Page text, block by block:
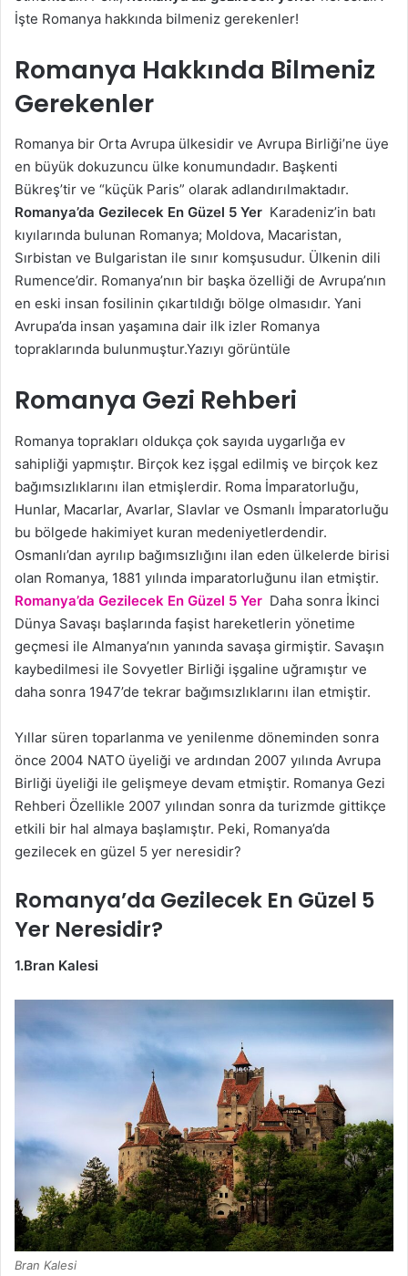
İşte Romanya hakkında bilmeniz gerekenler!
Romanya Hakkında Bilmeniz
Gerekenler
Romanya bir Orta Avrupa ülkesidir ve Avrupa Birliği’ne üye
en büyük dokuzuncu ülke konumundadır. Başkenti
Bükreş’tir ve “küçük Paris” olarak adlandırılmaktadır.
Romanya’da Gezilecek En Güzel 5 Yer Karadeniz’in batı
kıyılarında bulunan Romanya; Moldova, Macaristan,
Sırbistan ve Bulgaristan ile sınır komşusudur. Ülkenin dili
Rumence’dir. Romanya’nın bir başka özelliği de Avrupa’nın
en eski insan fosilinin çıkartıldığı bölge olmasıdır. Yani
Avrupa’da insan yaşamına dair ilk izler Romanya
topraklarında bulunmuştur.Yazıyı görüntüle
Romanya Gezi Rehberi
Romanya toprakları oldukça çok sayıda uygarlığa ev
sahipliği yapmıştır. Birçok kez işgal edilmiş ve birçok kez
bağımsızlıklarını ilan etmişlerdir. Roma İmparatorluğu,
Hunlar, Macarlar, Avarlar, Slavlar ve Osmanlı İmparatorluğu
bu bölgede hakimiyet kuran medeniyetlerdendir.
Osmanlı’dan ayrılıp bağımsızlığını ilan eden ülkelerde birisi
olan Romanya, 1881 yılında imparatorluğunu ilan etmiştir.
Romanya’da Gezilecek En Güzel 5 Yer Daha sonra İkinci
Dünya Savaşı başlarında faşist hareketlerin yönetime
geçmesi ile Almanya’nın yanında savaşa girmiştir. Savaşın
kaybedilmesi ile Sovyetler Birliği işgaline uğramıştır ve
daha sonra 1947’de tekrar bağımsızlıklarını ilan etmiştir.
Yıllar süren toparlanma ve yenilenme döneminden sonra
önce 2004 NATO üyeliği ve ardından 2007 yılında Avrupa
Birliği üyeliği ile gelişmeye devam etmiştir. Romanya Gezi
Rehberi Özellikle 2007 yılından sonra da turizmde gittikçe
etkili bir hal almaya başlamıştır. Peki, Romanya’da
gezilecek en güzel 5 yer neresidir?
Romanya’da Gezilecek En Güzel 5
Yer Neresidir?
1.Bran Kalesi
Bran Kalesi